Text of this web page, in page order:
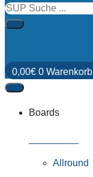
0,00€ 0 Warenkorb
Boards
Allround